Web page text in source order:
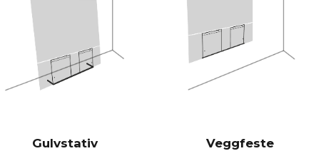
FREKVENSRESPONS
SIGNAL/STØY-FORHOLD
Gulvstativ Veggfeste